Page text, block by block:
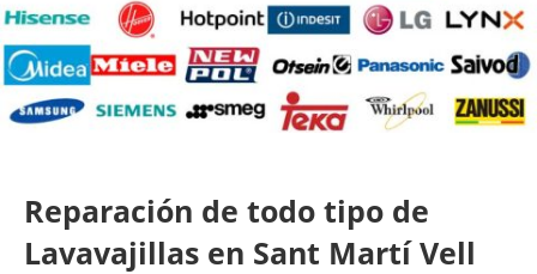
Reparación de todo tipo de
Lavavajillas en Sant Martí Vell